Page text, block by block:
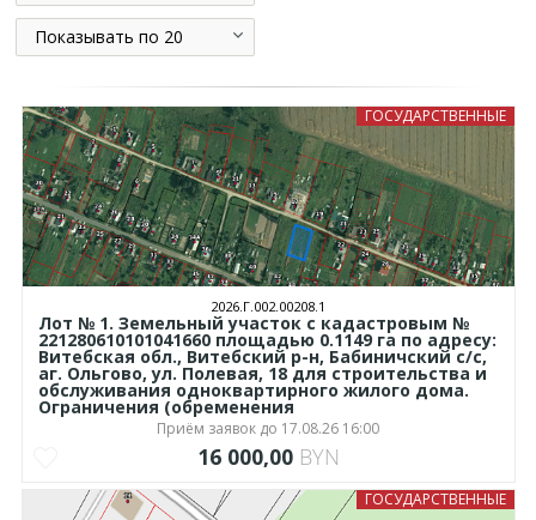
Показывать по 20
ГОСУДАРСТВЕННЫЕ
2026.Г.002.00208.1
Лот № 1. Земельный участок с кадастровым №
221280610101041660 площадью 0.1149 га по адресу:
Витебская обл., Витебский р-н, Бабиничский с/с,
аг. Ольгово, ул. Полевая, 18 для строительства и
обслуживания одноквартирного жилого дома.
Ограничения (обременения
Приём заявок до 17.08.26 16:00
16 000,00 BYN
ГОСУДАРСТВЕННЫЕ